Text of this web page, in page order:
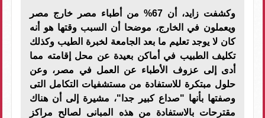
وكشفت زايد، أن 67% من أطباء مصر خارج مصر
ويعملون في الخارج، موضحا أن السبب وقتها هو أنه
كان لا يوجد تعليم ما بعد الجامعة لخبرة الطيب وكذلك
تكليف الطبيب في أماكن بعيدة عن محل إقامته مما
أدى إلى عزوف الأطباء عن العمل في مصر، وعن
حلول مبتكرة للاستفادة من مستشفيات التكامل التى
وصفتها بأنها "صداع كبير جدا"، مشيرة إلى أن هناك
مقترحات بالاستفادة من هذه المبانى لصالح مراكز